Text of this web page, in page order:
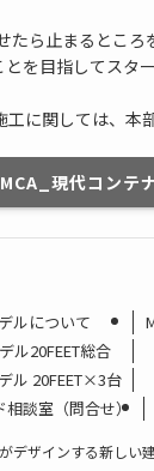
ら止まるところ
を目指してスター
に関しては、本
現代コンテ
ルについて
ル20FEET総合
ル 20FEET×3台
相談室（問合せ）
デザインする新しい